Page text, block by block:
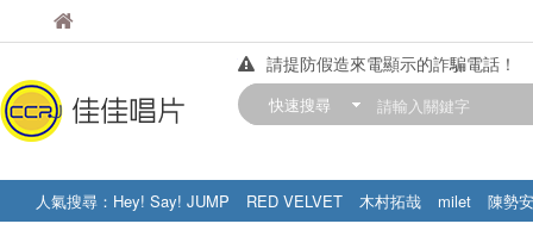
佳佳唱片
請提防假造來電顯示的詐騙電話！
【中華門市營業時間調整公告】
快速搜尋
人氣搜尋： Hey! Say! JUMP RED VELVET 木村拓哉 milet
陳勢安